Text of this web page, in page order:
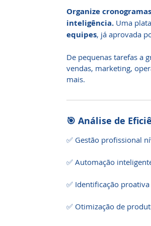
Organize
inteligência. Uma
equipes, já aprovada
De pequenas tarefas a
vendas, marketing,
mais.
🎯 Análise de
✅ Gestão profissional
✅ Automação
✅ Identificação
✅ Otimização de